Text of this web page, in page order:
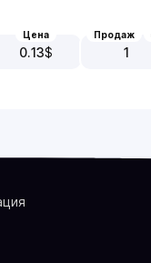
Цена
0.13$
Продаж
1